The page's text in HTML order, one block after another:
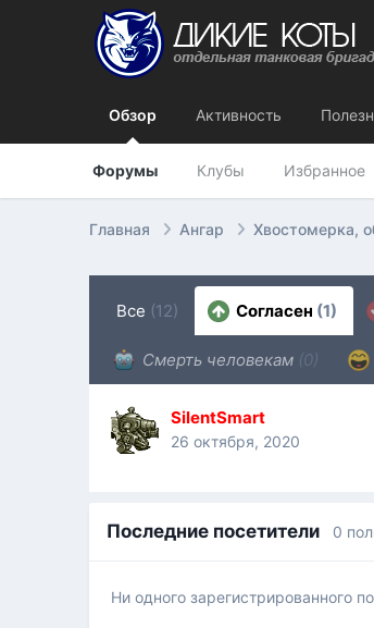
Обзор
Форумы Клубы Избранное
Активность
Главная Ангар Хвостомерка,
Все (12) Согласен (1)
Смерть человекам (0)
SilentSmart
26 октября, 2020
Последние посетители 0
Ни одного зарегистрированного